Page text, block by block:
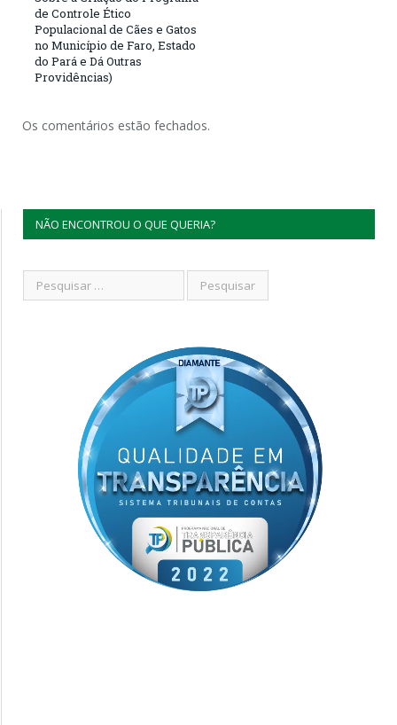
de Controle Ético
Populacional de Cães e Gatos
no Município de Faro, Estado
do Pará e Dá Outras
Providências)
Os comentários estão fechados.
NÃO ENCONTROU O QUE QUERIA?